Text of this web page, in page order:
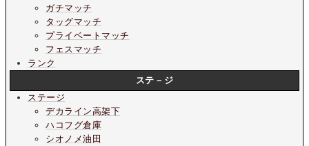
ガチマッチ
タッグマッチ
プライベートマッチ
フェスマッチ
ランク
ステ－ジ
ステージ
デカライン高架下
ハコフグ倉庫
シオノメ油田